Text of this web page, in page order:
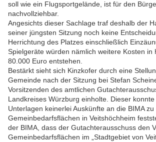
soll wie ein Flugsportgelände, ist für den
nachvollziehbar.
Angesichts dieser Sachlage traf deshalb der
seiner jüngsten Sitzung noch keine
Herrichtung des Platzes einschließlich
Spielgeräte würden nämlich weitere Kosten in
80.000 Euro entstehen.
Bestärkt sieht sich Kinzkofer durch eine
Gemeinde nach der Sitzung bei Stefan
Vorsitzenden des amtlichen
Landkreises Würzburg einholte. Dieser konnte
Unterlagen keinerlei Auskünfte an die BIMA zu
Gemeinbedarfsflächen in Veitshöchheim
der BIMA, dass der Gutachterausschuss den
Gemeinbedarfsflächen im „Stadtgebiet von